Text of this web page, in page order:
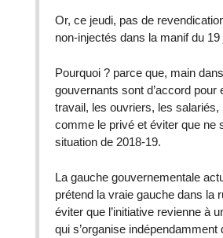
Or, ce jeudi, pas de
non-injectés dans la manif du 19
Pourquoi ? parce que, main
gouvernants sont d’accord pour
travail, les ouvriers, les salariés,
comme le privé et éviter que ne
situation de 2018-19.
La gauche gouvernementale
prétend la vraie gauche dans la
éviter que l’initiative revienne à
qui s’organise